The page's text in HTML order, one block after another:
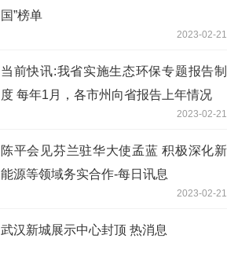
国”榜单
2023-02-21
当前快讯:我省实施生态环保专题报告制
度 每年1月，各市州向省报告上年情况
2023-02-21
陈平会见芬兰驻华大使孟蓝 积极深化新
能源等领域务实合作-每日讯息
2023-02-21
武汉新城展示中心封顶 热消息